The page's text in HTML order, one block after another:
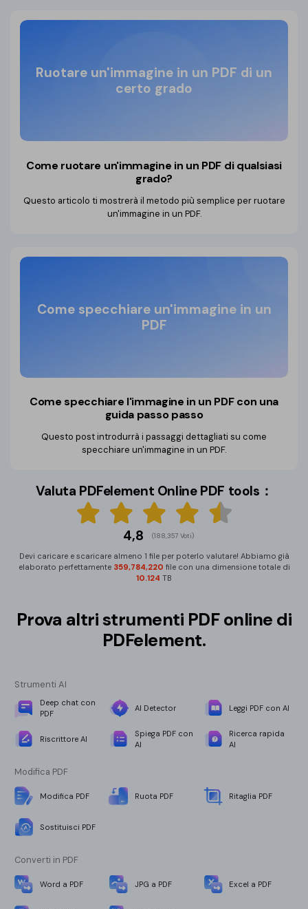
Ruotare un'immagine in un PDF di un
certo grado
Come ruotare un'immagine in un PDF di qualsiasi
grado?
Questo articolo ti mostrerà il metodo più semplice per ruotare
un'immagine in un PDF.
Come specchiare un'immagine in un
PDF
Come specchiare l'immagine in un PDFcon una
guida passo passo
Questo post introdurrà i passaggi dettagliati su come
specchiare un'immagine in un PDF.
Valuta PDFelement Online PDF tools：
4,8 (188,357 Voti)
Devi caricare e scaricare almeno 1 file per poterlo valutare! Abbiamo già
elaborato perfettamente 359,784,234 file con una dimensione totale di
10.124 TB
Prova altri strumenti PDF online di
PDFelement.
Strumenti AI
Deep chat con
PDF
AI Detector Leggi PDF con AI
Riscrittore AI
Spiega PDF con
AI
Ricerca rapida
AI
Modifica PDF
Modifica PDF Ruota PDF Ritaglia PDF
Sostituisci PDF
Converti in PDF
Word a PDF JPG a PDF Excel a PDF